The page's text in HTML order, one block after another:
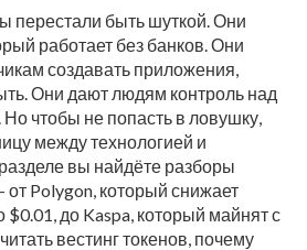
перестали быть шуткой. Они
работает без банков. Они
создавать приложения,
Они дают людям контроль над
чтобы не попасть в ловушку,
между технологией и
вы найдёте разборы
Polygon, который снижает
$0.01, до Kaspa, который майнят с
вестинг токенов, почему